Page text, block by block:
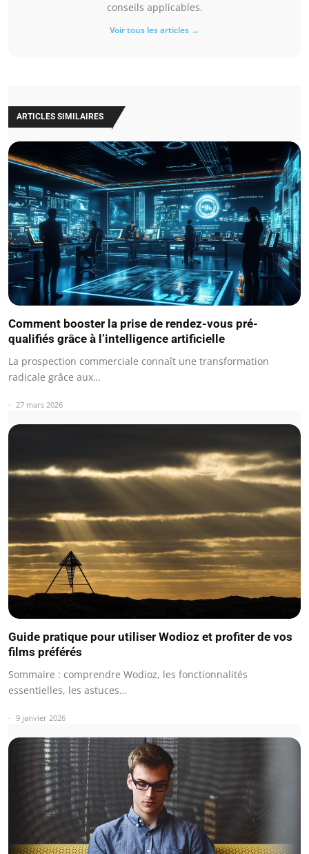
conseils applicables.
Voir tous les articles →
ARTICLES SIMILAIRES
Comment booster la prise de rendez-vous pré-
qualifiés grâce à l’intelligence artificielle
La prospection commerciale connaît une transformation
radicale grâce aux…
27 mars 2026
Guide pratique pour utiliser Wodioz et profiter de vos
films préférés
Sommaire : comprendre Wodioz, les fonctionnalités
essentielles, les astuces…
9 janvier 2026